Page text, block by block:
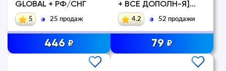
GLOBAL + РФ/СНГ
5 25 продаж
446 ₽
+ ВСЕ ДОПОЛН-Я]
[STEAM]
4.2 52 продажи
79 ₽